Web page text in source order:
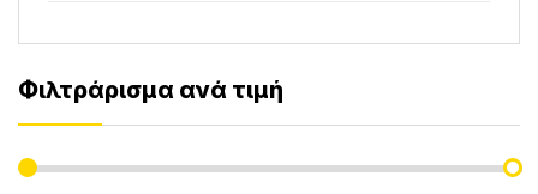
Φιλτράρισμα ανά τιμή